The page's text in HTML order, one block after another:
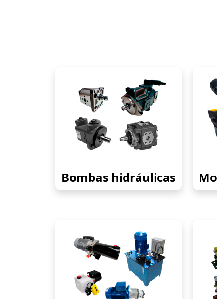
Bombas hidráulicas